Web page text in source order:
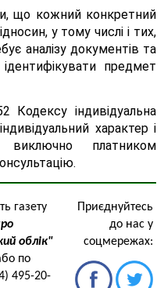
що кожний конкретний
у тому числі і тих,
аналізу документів та
предмет
Кодексу індивідуальна
характер і
виключно платником
газету
облік"
по
495-20-
Приєднуйтесь
до нас у
соцмережах: